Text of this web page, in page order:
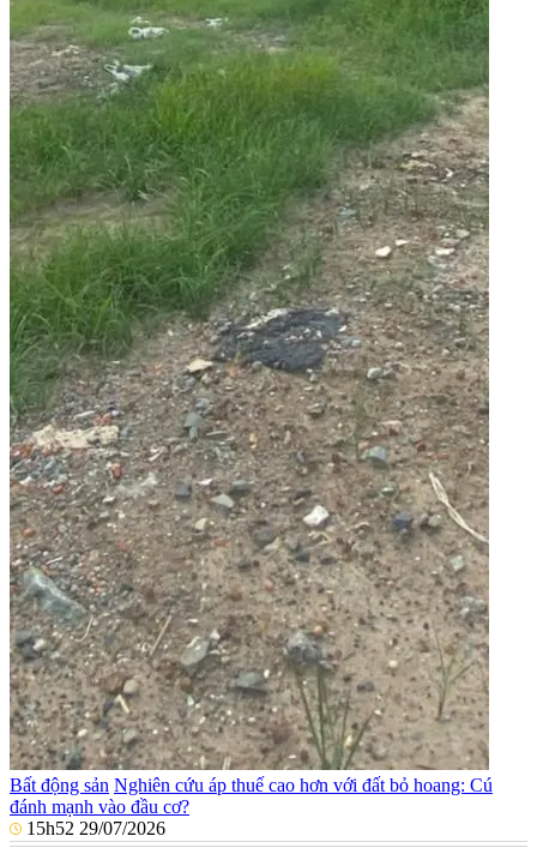
Bất động sản Nghiên cứu áp thuế cao hơn với đất bỏ hoang: Cú
đánh mạnh vào đầu cơ?
15h52 29/07/2026